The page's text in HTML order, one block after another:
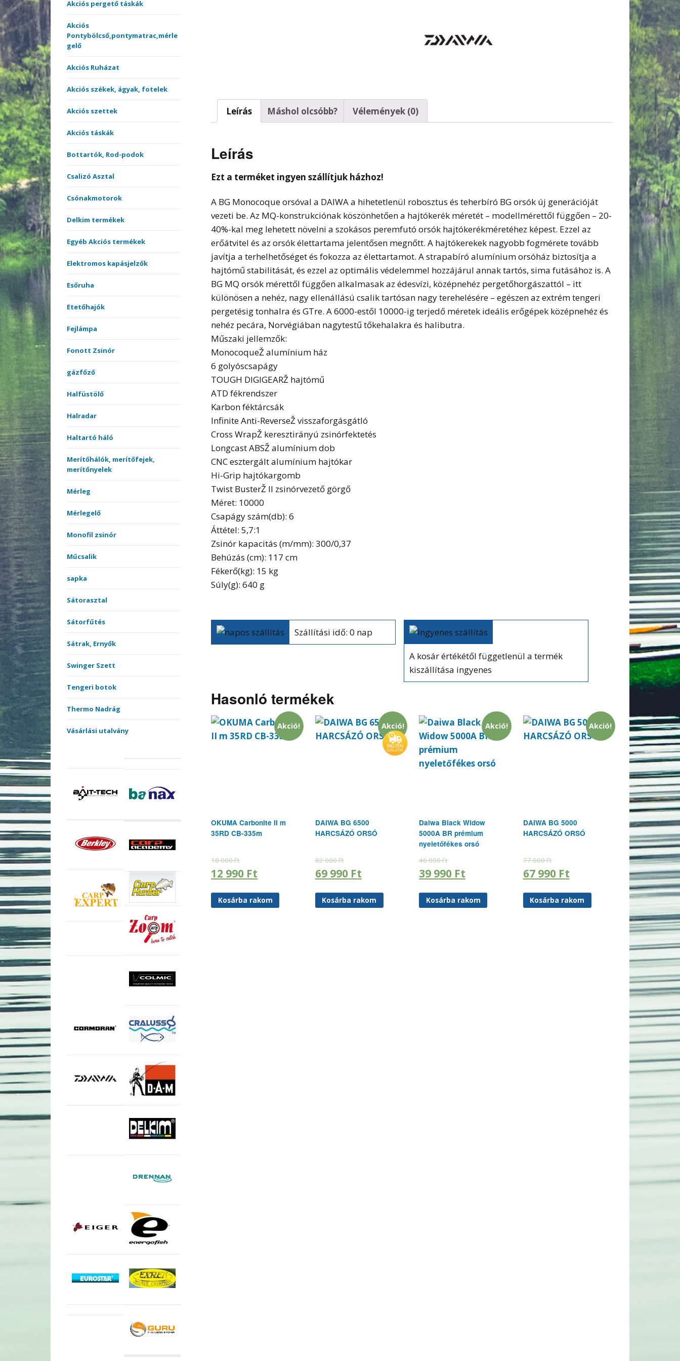
merítőnyelek
Akciós pergető táskák
Akciós
Pontybölcső,pontymatrac,mérle
gelő
Akciós Ruházat
Akciós székek, ágyak, fotelek
Akciós szettek
Akciós táskák
Bottartók, Rod-podok
Csalizó Asztal
Csónakmotorok
Delkim termékek
Egyéb Akciós termékek
Elektromos kapásjelzők
Esőruha
Etetőhajók
Fejlámpa
Fonott Zsinór
gázfőző
Halfüstölő
Halradar
Haltartó háló
Merítőhálók, merítőfejek,
merítőnyelek
Mérleg
Mérlegelő
Monofil zsinór
Műcsalik
sapka
Sátorasztal
Sátorfűtés
Sátrak, Ernyők
Swinger Szett
Tengeri botok
Thermo Nadrág
Vásárlási utalvány
Leírás Máshol olcsóbb? Vélemények (0)
Leírás
Ezt a terméket ingyen szállítjuk házhoz!
A BG Monocoque orsóval a DAIWA a hihetetlenül robosztus és teherbíró BG orsók új generációját
vezeti be. Az MQ-konstrukciónak köszönhetően a hajtókerék méretét – modellmérettől függően – 20-
40%-kal meg lehetett növelni a szokásos peremfutó orsók hajtókerékméretéhez képest. Ezzel az
erőátvitel és az orsók élettartama jelentősen megnőtt. A hajtókerekek nagyobb fogmérete tovább
javítja a terhelhetőséget és fokozza az élettartamot. A strapabíró alumínium orsóház biztosítja a
hajtómű stabilitását, és ezzel az optimális védelemmel hozzájárul annak tartós, sima futásához is. A
BG MQ orsók mérettől függően alkalmasak az édesvízi, középnehéz pergetőhorgászattól – itt
különösen a nehéz, nagy ellenállású csalik tartósan nagy terehelésére – egészen az extrém tengeri
pergetésig tonhalra és GTre. A 6000-estől 10000-ig terjedő méretek ideális erőgépek középnehéz és
nehéz pecára, Norvégiában nagytestű tőkehalakra és halibutra.
Műszaki jellemzők:
MonocoqueŽ alumínium ház
6 golyóscsapágy
TOUGH DIGIGEARŽ hajtómű
ATD fékrendszer
Karbon féktárcsák
Infinite Anti-ReverseŽ visszaforgásgátló
Cross WrapŽ keresztirányú zsinórfektetés
Longcast ABSŽ alumínium dob
CNC esztergált alumínium hajtókar
Hi-Grip hajtókargomb
Twist BusterŽ II zsinórvezető görgő
Méret: 10000
Csapágy szám(db): 6
Áttétel: 5,7:1
Zsinór kapacitás (m/mm): 300/0,37
Behúzás (cm): 117 cm
Fékerő(kg): 15 kg
Súly(g): 640 g
Szállítási idő: 0 nap
A kosár értékétől függetlenül a termék
kiszállítása ingyenes
Hasonló termékek
Akció!
OKUMA Carbonite II m
35RD CB-335m
18 000Ft
12 990 Ft
Kosárba rakom
Akció!
DAIWA BG 6500
HARCSÁZÓ ORSÓ
82 000Ft
69 990 Ft
Kosárba rakom
Akció!
Daiwa Black Widow
5000A BR prémium
nyeletőfékes orsó
46 000Ft
39 990 Ft
Kosárba rakom
Akció!
DAIWA BG 5000
HARCSÁZÓ ORSÓ
77 000Ft
67 990 Ft
Kosárba rakom